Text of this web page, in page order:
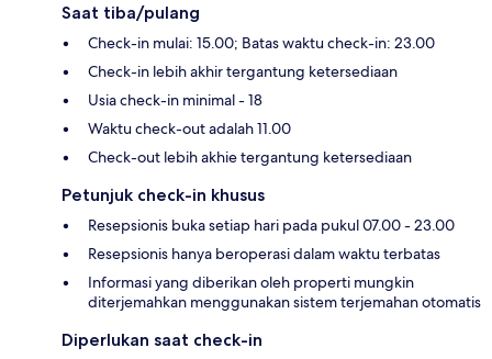
Saat tiba/pulang
Check-in mulai: 15.00; Batas waktu check-in: 23.00
Check-in lebih akhir tergantung ketersediaan
Usia check-in minimal - 18
Waktu check-out adalah 11.00
Check-out lebih akhie tergantung ketersediaan
Petunjuk check-in khusus
Resepsionis buka setiap hari pada pukul 07.00 - 23.00
Resepsionis hanya beroperasi dalam waktu terbatas
Informasi yang diberikan oleh properti mungkin
diterjemahkan menggunakan sistem terjemahan otomatis
Diperlukan saat check-in